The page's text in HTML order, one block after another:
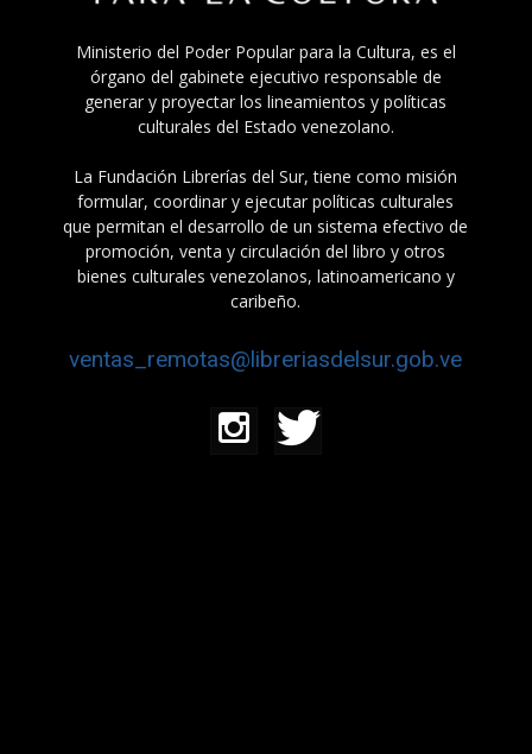
Ministerio del Poder Popular para la Cultura, es el
órgano del gabinete ejecutivo responsable de
generar y proyectar los lineamientos y políticas
culturales del Estado venezolano.
La Fundación Librerías del Sur, tiene como misión
formular, coordinar y ejecutar políticas culturales
que permitan el desarrollo de un sistema efectivo de
promoción, venta y circulación del libro y otros
bienes culturales venezolanos, latinoamericano y
caribeño.
ventas_remotas@libreriasdelsur.gob.ve